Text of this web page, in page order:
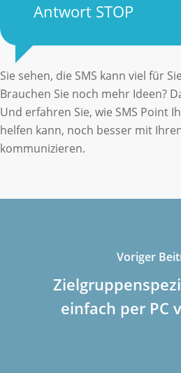
Antwort STOP
Sie sehen, die SMS kann viel für
Brauchen Sie noch mehr Ideen?
Und erfahren Sie, wie SMS Point
helfen kann, noch besser mit
kommunizieren.
Voriger
einfach per PC